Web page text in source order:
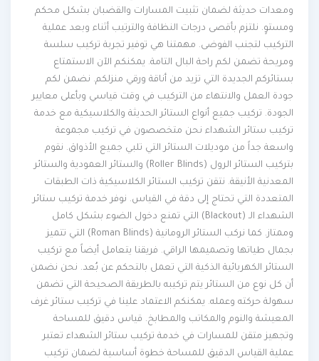
ومعدات حديثة لضمان تثبيت المسارات والقضبان بشكل محكم
ومستوٍ. نلتزم بأقصى درجات النظافة والترتيب أثناء وبعد عملية
التركيب لتجنب الفوضى. مهمتنا هي توفير تجربة تركيب سلسة
ومريحة تضمن لكم راحة البال التامة. يمكنكم الآن الاستمتاع
بستائركم الجديدة التي تزيد من أناقة ورقي منزلكم. نضمن لكم
جودة العمل والانتهاء من التركيب في وقت قياسي وبأعلى معايير
الجودة. تركيب جميع أنواع الستائر الحديثة والكلاسيكية مع خدمة
تركيب ستائر الشهداء نحن متخصصون في تركيب مجموعة
واسعة جداً من موديلات الستائر التي تلبي جميع الأذواق. نقوم
بتركيب الستائر الرول (Roller Blinds) والستائر العمودية والستائر
المعدنية الأنيقة. نتقن تركيب الستائر الكلاسيكية ذات الطبقات
المتعددة التي تحتاج إلى دقة في القياس. نوفر خدمة تركيب ستائر
الشهداء الـ (Blackout) التي تمنع دخول الضوء بشكل كامل
وممتاز. كما نركب الستائر الرومانية (Roman Blinds) التي تتميز
بجمال طياتها وتصميمها الراقي. فريقنا يتعامل أيضاً مع تركيب
الستائر الكهربائية الذكية التي تعمل بالتحكم عن بُعد. نحن نضمن
أن كل نوع من الستائر يتم تركيبه بالطريقة الصحيحة التي تضمن
سهولة حركته وعمله. يمكنكم الاعتماد علينا في تركيب ستائر غرف
المعيشة والنوم والمكاتب والمطابخ. قياس دقيق للمساحة
وتجهيز متقن للمسارات في خدمة تركيب ستائر الشهداء تعتبر
عملية القياس الدقيق للمساحة خطوة أساسية لضمان تركيب